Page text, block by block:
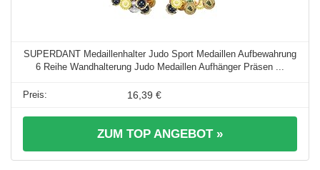
SUPERDANT Medaillenhalter Judo Sport Medaillen Aufbewahrung
6 Reihe Wandhalterung Judo Medaillen Aufhänger Präsen ...
16,39 €
ZUM TOP ANGEBOT »